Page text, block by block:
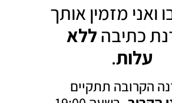
ואני מזמין אותך
כתיבהללא
עלות.
הקרובה תתקיים